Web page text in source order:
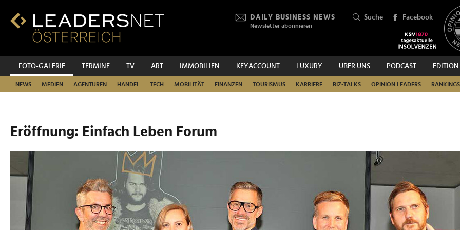
Inhalt
Fußzeilen-
Hauptnavigation
DAILY BUSINESS NEWS
Newsletter abonnieren
Suche Facebook
FOTO-GALERIE TERMINE TV ART IMMOBILIEN KEYACCOUNT LUXURY ÜBER UNS PODCAST EDITION
NEWS MEDIEN AGENTUREN HANDEL TECH MOBILITÄT FINANZEN TOURISMUS KARRIERE BIZ-TALKS OPINION LEADERS RANKINGS
SUCHEN
Eröffnung: Einfach Leben Forum